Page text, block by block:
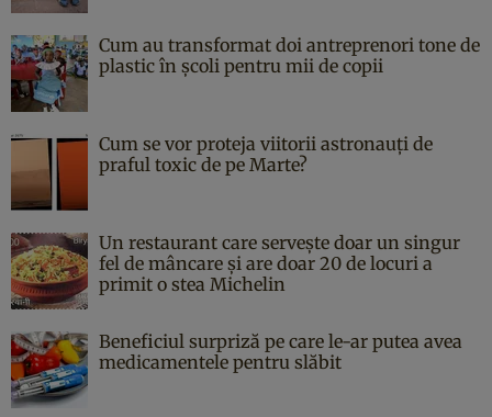
Cum au transformat doi antreprenori tone de
plastic în școli pentru mii de copii
Cum se vor proteja viitorii astronauți de
praful toxic de pe Marte?
Un restaurant care servește doar un singur
fel de mâncare și are doar 20 de locuri a
primit o stea Michelin
Beneficiul surpriză pe care le-ar putea avea
medicamentele pentru slăbit